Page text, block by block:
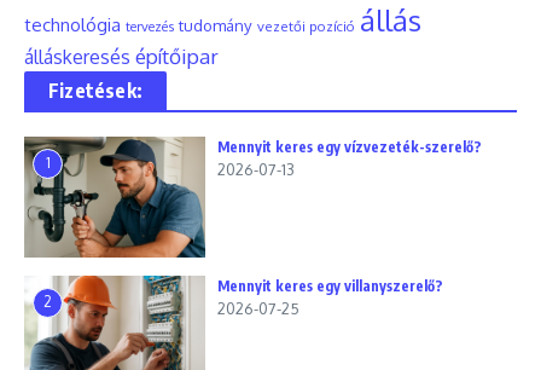
technológia tervezés tudomány vezetői pozíció állás
álláskeresés építőipar
Fizetések:
1
Mennyit keres egy vízvezeték-szerelő?
2026-07-13
2
Mennyit keres egy villanyszerelő?
2026-07-25